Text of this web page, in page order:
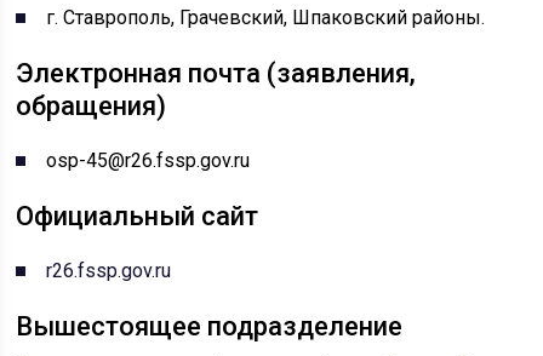
г. Ставрополь, Грачевский, Шпаковский районы.
Электронная почта (заявления,
обращения)
osp-45@r26.fssp.gov.ru
Официальный сайт
r26.fssp.gov.ru
Вышестоящее подразделение